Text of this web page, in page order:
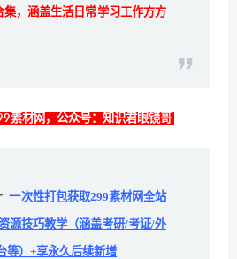
集，涵盖生活日常学习工作方方
素材网，公众号：知识君眼镜哥
一次性打包获取299素材网全站
源技巧教学（涵盖考研/考证/外
等）+享永久后续新增